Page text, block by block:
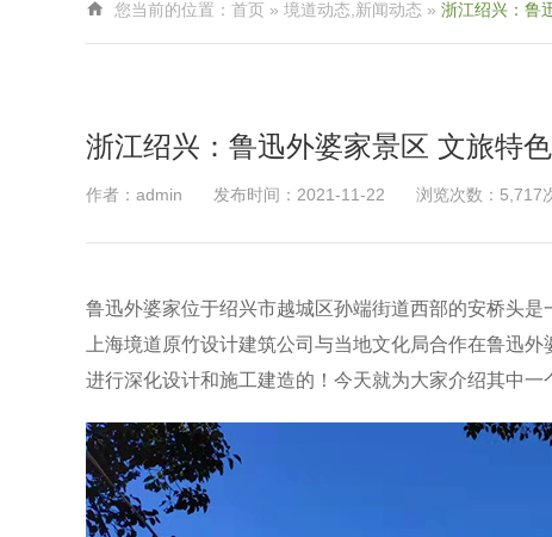
 您当前的位置： 首页 » 境道动态 新闻动态 » 浙江绍兴：鲁
浙江绍兴：鲁迅外婆家景区 文旅特
作者：admin 发布时间：2021-11-22 浏览次数：5,717
鲁迅外婆家位于绍兴市越城区孙端街道西部的安桥头
上海境道原竹设计建筑公司与当地文化局合作在鲁迅
进行深化设计和施工建造的！今天就为大家介绍其中一